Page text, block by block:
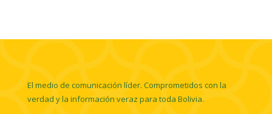
El medio de comunicación líder. Comprometidos con la
verdad y la información veraz para toda Bolivia.